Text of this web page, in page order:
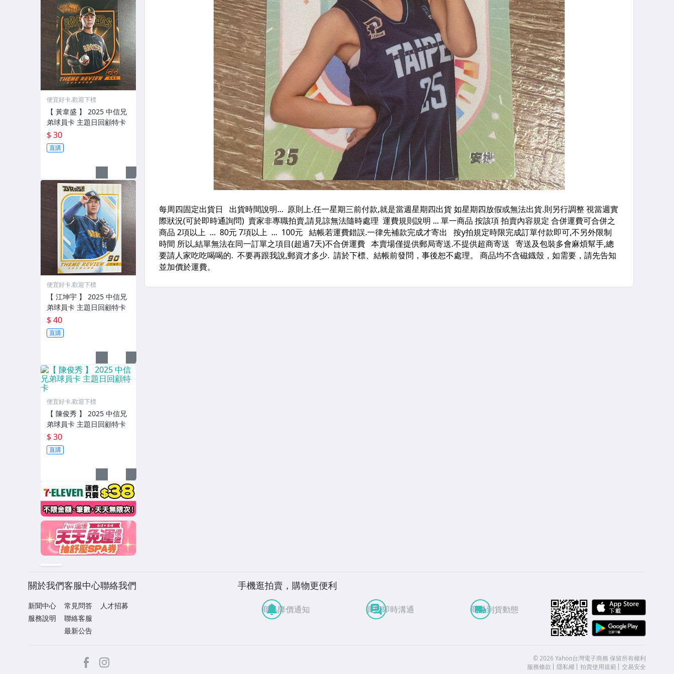
便宜好卡.歡迎下標
【 黃韋盛 】 2025 中信兄
弟球員卡 主題日回顧特卡
$ 30
直購
便宜好卡.歡迎下標
【 江坤宇 】 2025 中信兄
弟球員卡 主題日回顧特卡
$ 40
直購
便宜好卡.歡迎下標
【 陳俊秀 】 2025 中信兄
弟球員卡 主題日回顧特卡
$ 30
直購
關於我們
新聞中心
服務說明
客服中心
常見問答
聯絡客服
最新公告
聯絡我們
人才招募
手機逛拍賣，購物更便利
商品降價通知 買賣即時溝通 商品到貨動態
facebook ©2026 Yahoo台灣電子商務 保留所有權利
服務條款
隱私權 拍賣使用規範 交易安全